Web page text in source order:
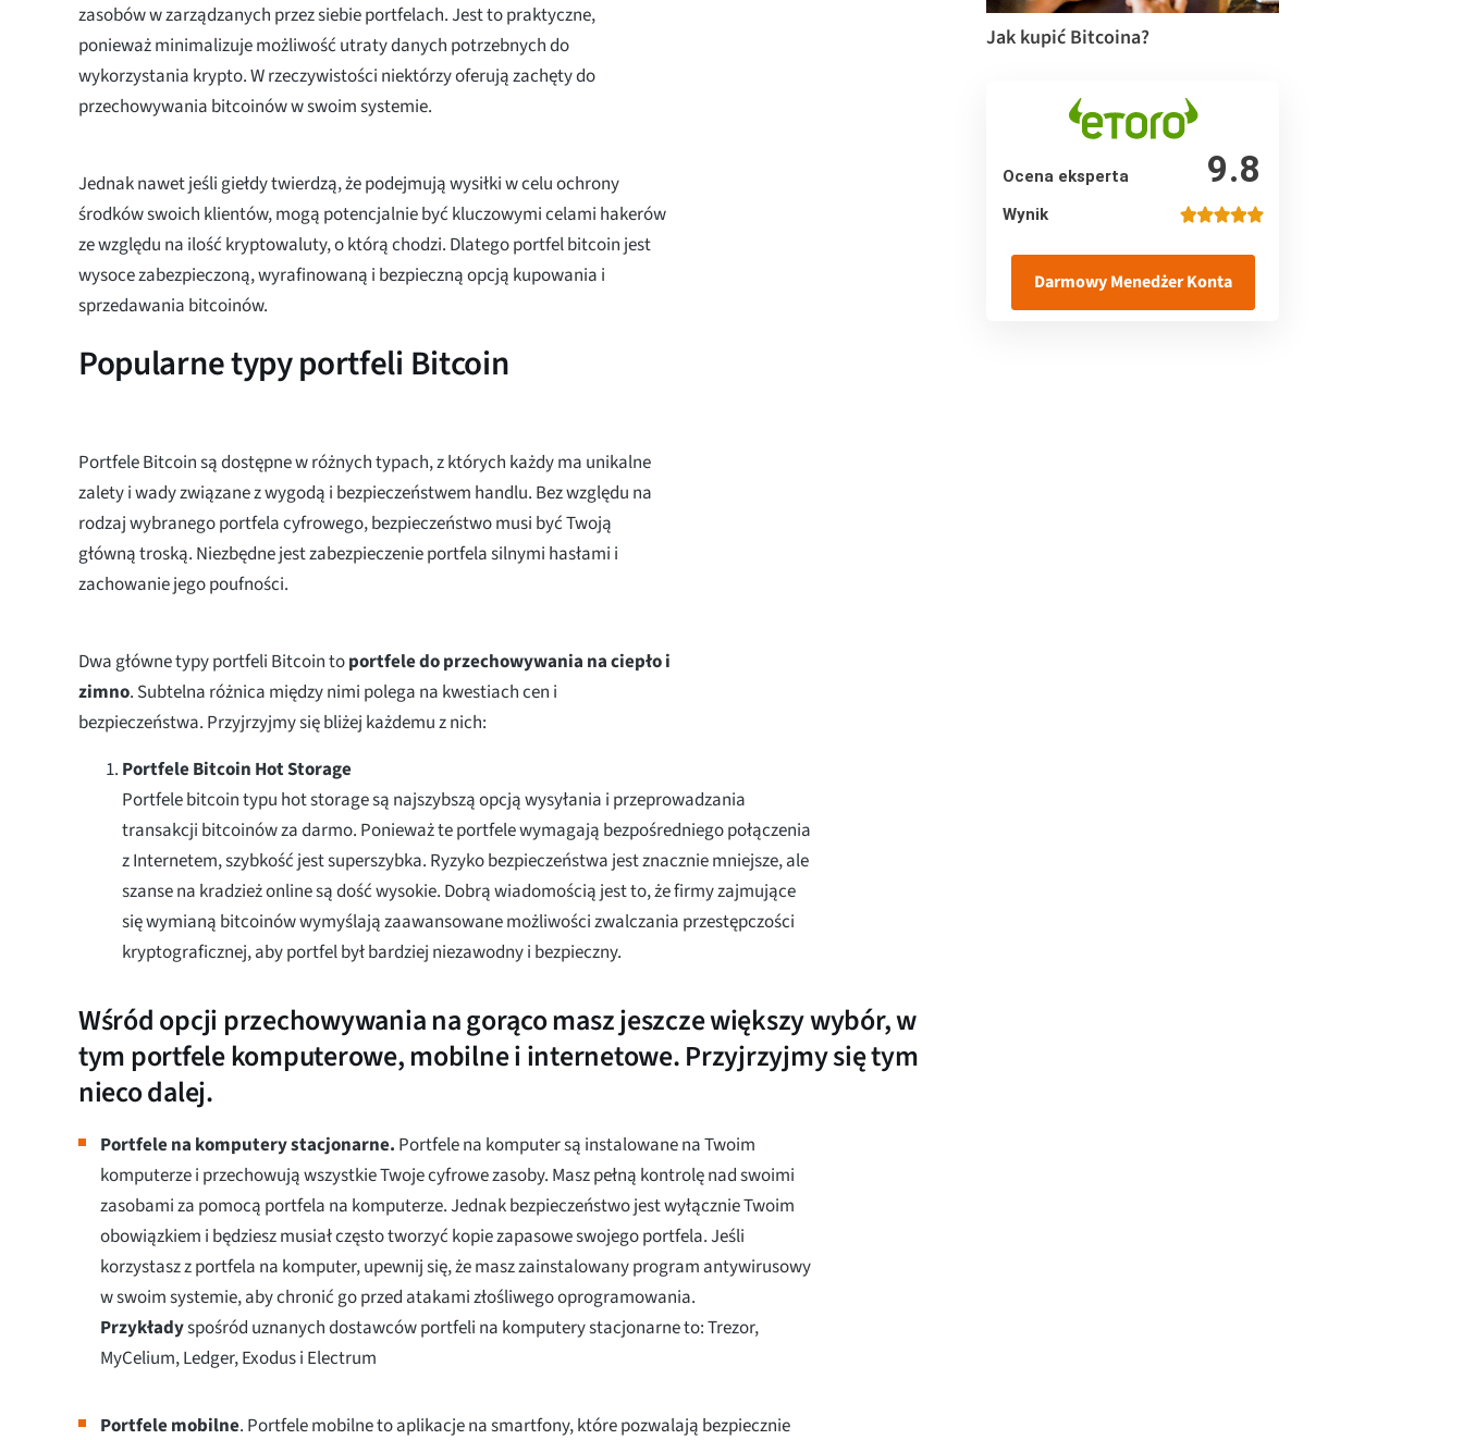
zasobów w zarządzanych przez siebie portfelach. Jest to praktyczne,
ponieważ minimalizuje możliwość utraty danych potrzebnych do
wykorzystania krypto. W rzeczywistości niektórzy oferują zachęty do
przechowywania bitcoinów w swoim systemie.
Jednak nawet jeśli giełdy twierdzą, że podejmują wysiłki w celu ochrony
środków swoich klientów, mogą potencjalnie być kluczowymi celami hakerów
ze względu na ilość kryptowaluty, o którą chodzi. Dlatego portfel bitcoin jest
wysoce zabezpieczoną, wyrafinowaną i bezpieczną opcją kupowania i
sprzedawania bitcoinów.
Popularne typy portfeli Bitcoin
Portfele Bitcoin są dostępne w różnych typach, z których każdy ma unikalne
zalety i wady związane z wygodą i bezpieczeństwem handlu. Bez względu na
rodzaj wybranego portfela cyfrowego, bezpieczeństwo musi być Twoją
główną troską. Niezbędne jest zabezpieczenie portfela silnymi hasłami i
zachowanie jego poufności.
Dwa główne typy portfeli Bitcoin toportfele do przechowywania na ciepło i
zimno. Subtelna różnica między nimi polega na kwestiach cen i
bezpieczeństwa. Przyjrzyjmy się bliżej każdemu z nich:
Portfele Bitcoin Hot Storage
Portfele bitcoin typu hot storage są najszybszą opcją wysyłania i przeprowadzania
transakcji bitcoinów za darmo. Ponieważ te portfele wymagają bezpośredniego połączenia
z Internetem, szybkość jest superszybka. Ryzyko bezpieczeństwa jest znacznie mniejsze, ale
szanse na kradzież online są dość wysokie. Dobrą wiadomością jest to, że firmy zajmujące
się wymianą bitcoinów wymyślają zaawansowane możliwości zwalczania przestępczości
kryptograficznej, aby portfel był bardziej niezawodny i bezpieczny.
Wśród opcji przechowywania na gorąco masz jeszcze większy wybór, w
tym portfele komputerowe, mobilne i internetowe. Przyjrzyjmy się tym
nieco dalej.
Portfele na komputery stacjonarne. Portfele na komputer są instalowane na Twoim
komputerze i przechowują wszystkie Twoje cyfrowe zasoby. Masz pełną kontrolę nad swoimi
zasobami za pomocą portfela na komputerze. Jednak bezpieczeństwo jest wyłącznie Twoim
obowiązkiem i będziesz musiał często tworzyć kopie zapasowe swojego portfela. Jeśli
korzystasz z portfela na komputer, upewnij się, że masz zainstalowany program antywirusowy
w swoim systemie, aby chronić go przed atakami złośliwego oprogramowania.
Przykładyspośród uznanych dostawców portfeli na komputery stacjonarne to: Trezor,
MyCelium, Ledger, Exodus i Electrum
Portfele mobilne. Portfele mobilne to aplikacje na smartfony, które pozwalają bezpiecznie
Jak kupić Bitcoina?
Ocena eksperta 9.8
Wynik
Darmowy Menedżer Konta